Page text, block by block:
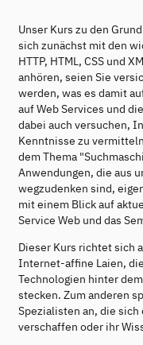
Unser Kurs zu den
sich zunächst mit den
HTTP, HTML, CSS und
anhören, seien Sie
werden, was es damit
auf Web Services und
dabei auch versuchen,
Kenntnisse zu
dem Thema
Anwendungen, die aus
wegzudenken sind,
mit einem Blick auf
Service Web und das
Dieser Kurs richtet sich
Internet-affine Laien,
Technologien hinter
stecken. Zum anderen
Spezialisten an, die
verschaffen oder ihr